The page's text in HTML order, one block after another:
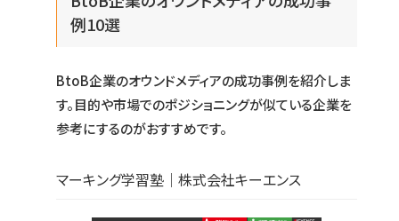
例10選
BtoB企業のオウンドメディアの成功事例を紹介しま
す。目的や市場でのポジショニングが似ている企業を
参考にするのがおすすめです。
マーキング学習塾｜株式会社キーエンス